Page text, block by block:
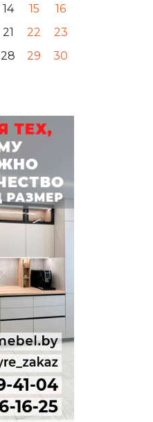
14 15
16
21 22
23
28 29
30